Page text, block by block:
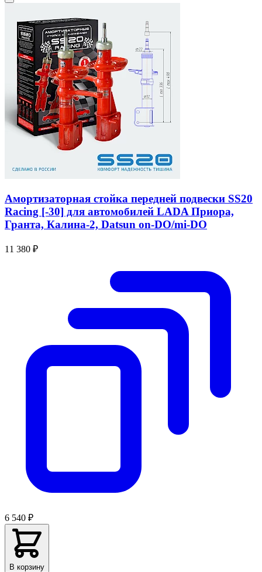
Амортизаторная стойка передней подвески SS20
Racing [-30] для автомобилей LADA Приора,
Гранта, Калина-2, Datsun on-DO/mi-DO
11 380 ₽
6 540 ₽
В корзину